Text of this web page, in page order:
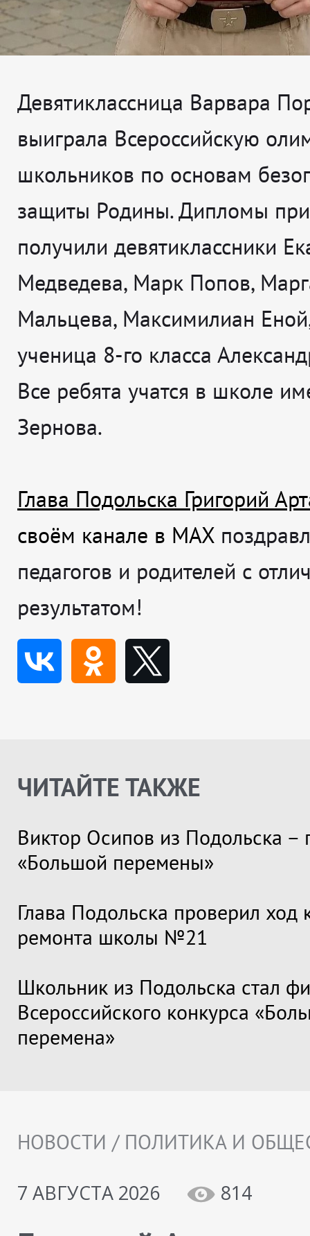
Девятиклассница Варвара
выиграла Всероссийскую
школьников по основам
защиты Родины. Дипломы
получили девятиклассники
Медведева, Марк Попов,
Мальцева, Максимилиан
ученица 8-го класса
Все ребята учатся в школе
Зернова.
Глава Подольска Григорий
своём канале в MAX
педагогов и родителей с
результатом!
ЧИТАЙТЕ ТАКЖЕ
Виктор Осипов из Подольска –
«Большой перемены»
Глава Подольска проверил ход
ремонта школы №21
Школьник из Подольска стал
Всероссийского конкурса
перемена»
НОВОСТИ / ПОЛИТИКА И
7 АВГУСТА 2026
814